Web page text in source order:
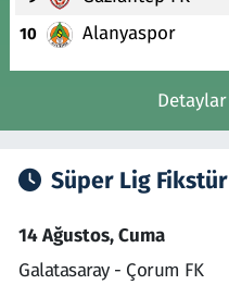
10 Alanyaspor
Süper Lig Fikstür
14 Ağustos, Cuma
Galatasaray - Çorum FK